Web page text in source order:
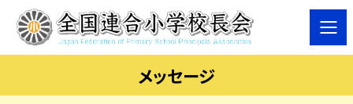
メッセージ